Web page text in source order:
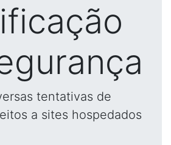
tentativas de
a sites hospedados